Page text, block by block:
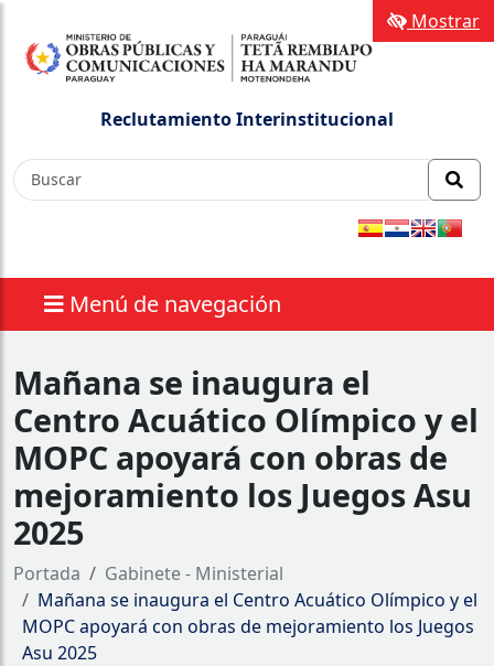
Reclutamiento Interinstitucional
Menú de navegación
Mostrar
Mañana se inaugura el
Centro Acuático Olímpico y el
MOPC apoyará con obras de
mejoramiento los Juegos Asu
2025
Portada
Gabinete - Ministerial
Mañana se inaugura el Centro Acuático Olímpico y el
MOPC apoyará con obras de mejoramiento los Juegos
Asu 2025